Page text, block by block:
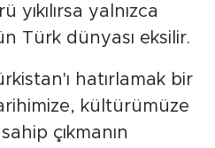
yalnızca
Türk dünyası eksilir.
hatırlamak bir
kültürümüze
çıkmanın